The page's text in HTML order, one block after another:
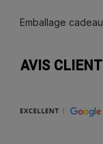
Emballage cadeau
AVIS CLIENT